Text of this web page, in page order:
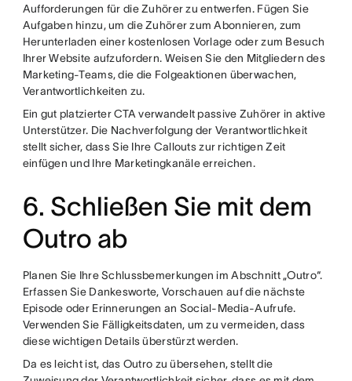
Aufforderungen für die Zuhörer zu entwerfen. Fügen Sie
Aufgaben hinzu, um die Zuhörer zum Abonnieren, zum
Herunterladen einer kostenlosen Vorlage oder zum Besuch
Ihrer Website aufzufordern. Weisen Sie den Mitgliedern des
Marketing-Teams, die die Folgeaktionen überwachen,
Verantwortlichkeiten zu.
Ein gut platzierter CTA verwandelt passive Zuhörer in aktive
Unterstützer. Die Nachverfolgung der Verantwortlichkeit
stellt sicher, dass Sie Ihre Callouts zur richtigen Zeit
einfügen und Ihre Marketingkanäle erreichen.
6. Schließen Sie mit dem
Outro ab
Planen Sie Ihre Schlussbemerkungen im Abschnitt „Outro“.
Erfassen Sie Dankesworte, Vorschauen auf die nächste
Episode oder Erinnerungen an Social-Media-Aufrufe.
Verwenden Sie Fälligkeitsdaten, um zu vermeiden, dass
diese wichtigen Details überstürzt werden.
Da es leicht ist, das Outro zu übersehen, stellt die